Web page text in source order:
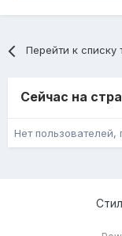
Перейти к списку
Сейчас на
Нет пользователей,